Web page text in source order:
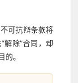
可抗辩条款将
除”合同，却
。